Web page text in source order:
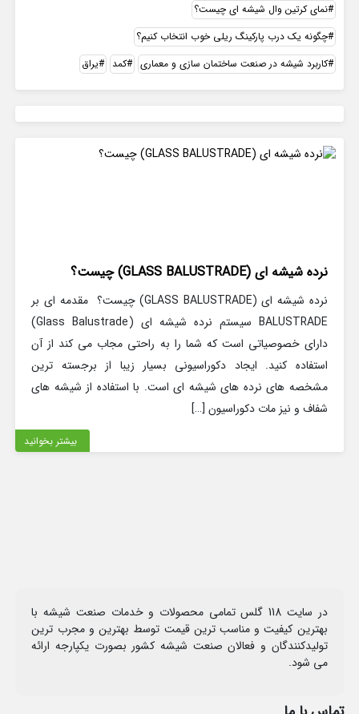
نمای کرتین وال شیشه ای چیست؟
چگونه یک درب پارکینگ ریلی خوب انتخاب کنیم؟
کاربرد شیشه در صنعت ساختمان سازی و معماری
کمد یراق
نرده شیشه ای (GLASS BALUSTRADE) چیست؟
نرده شیشه ای (GLASS BALUSTRADE) چیست؟ مقدمه ای بر
BALUSTRADE سیستم نرده شیشه ای (Glass Balustrade)
دارای خصوصیاتی است که شما را به راحتی مجاب می کند از آن
استفاده کنید. ایجاد دکوراسیونی بسیار زیبا از برجسته ترین
مشخصه های نرده های شیشه ای است. با استفاده از شیشه های
شفاف و نیز مات دکوراسیون […]
بیشتر بخوانید
در سایت 118 گلس تمامی محصولات و خدمات صنعت شیشه با
بهترین کیفیت و مناسب ترین قیمت توسط بهترین و مجرب ترین
تولیدکنندگان و فعالان صنعت شیشه کشور بصورت یکپارجه ارائه
می شود.